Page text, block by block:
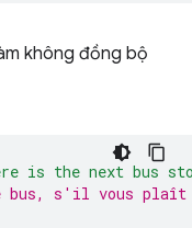
không đồng bộ
is the next bus
bus, s'il vous